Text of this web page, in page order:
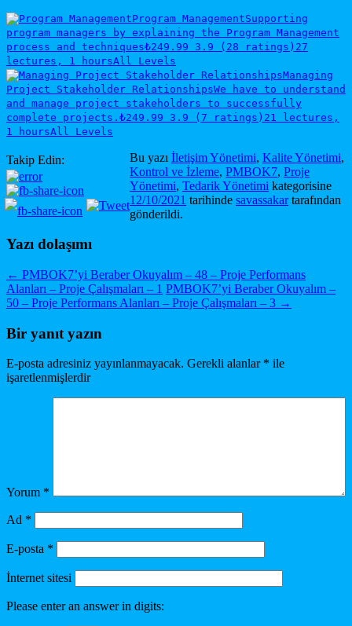
Program ManagementSupporting
program managers by explaining the Program Management
process and techniques₺249.99 3.9 (28 ratings) 27
lectures, 1 hoursAll Levels
Managing
Project Stakeholder RelationshipsWe have to understand
and manage project stakeholders to successfully
complete projects. ₺249.99 3.9 (7 ratings) 21 lectures,
1 hoursAll Levels
Takip Edin: Bu yazı İletişim Yönetimi, Kalite Yönetimi,
Kontrol ve İzleme, PMBOK7, Proje
Yönetimi, Tedarik Yönetimi kategorisine
12/10/2021 tarihinde savassakartarafından
gönderildi.
Yazı dolaşımı
← PMBOK7’yi Beraber Okuyalım – 48 – Proje Performans
Alanları – Proje Çalışmaları – 1 PMBOK7’yi Beraber Okuyalım –
50 – Proje Performans Alanları – Proje Çalışmaları – 3 →
Bir yanıt yazın
E-posta adresiniz yayınlanmayacak. Gerekli alanlar * ile
işaretlenmişlerdir
Yorum *
Ad *
E-posta *
İnternet sitesi
Please enter an answer in digits: